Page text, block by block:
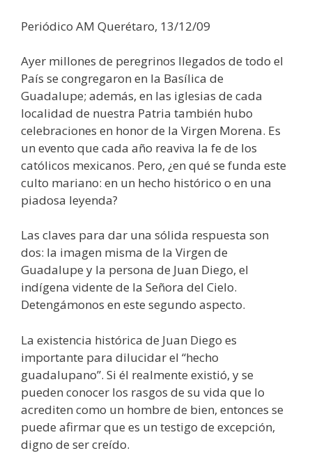
Periódico AM Querétaro, 13/12/09
Ayer millones de peregrinos llegados de todo el
País se congregaron en la Basílica de
Guadalupe; además, en las iglesias de cada
localidad de nuestra Patria también hubo
celebraciones en honor de la Virgen Morena. Es
un evento que cada año reaviva la fe de los
católicos mexicanos. Pero, ¿en qué se funda este
culto mariano: en un hecho histórico o en una
piadosa leyenda?
Las claves para dar una sólida respuesta son
dos: la imagen misma de la Virgen de
Guadalupe y la persona de Juan Diego, el
indígena vidente de la Señora del Cielo.
Detengámonos en este segundo aspecto.
La existencia histórica de Juan Diego es
importante para dilucidar el “hecho
guadalupano”. Si él realmente existió, y se
pueden conocer los rasgos de su vida que lo
acrediten como un hombre de bien, entonces se
puede afirmar que es un testigo de excepción,
digno de ser creído.